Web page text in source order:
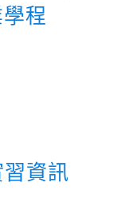
程
資訊